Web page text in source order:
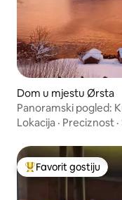
Dom u mjestu Ørsta
Panoramski pogled:
s kajacima
Lokacija · Preciznost ·
Glavni favorit gostiju
Favorit gostiju